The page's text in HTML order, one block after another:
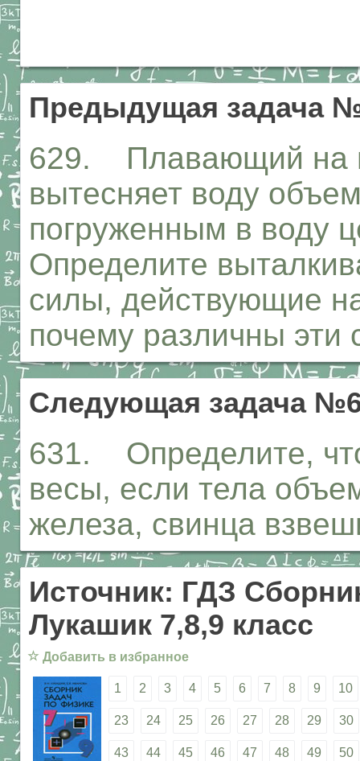
Предыдущая задача
629. Плавающий на
вытесняет воду
погруженным в воду
Определите
силы, действующие
почему различны эти
Следующая задача
631. Определите,
весы, если тела
железа, свинца
Источник: ГДЗ
Лукашик 7,8,9 класс
☆ Добавить в избранное
1 2 3 4 5 6 7 8 9 10
23 24 25 26 27 28 29 30
43 44 45 46 47 48 49 50